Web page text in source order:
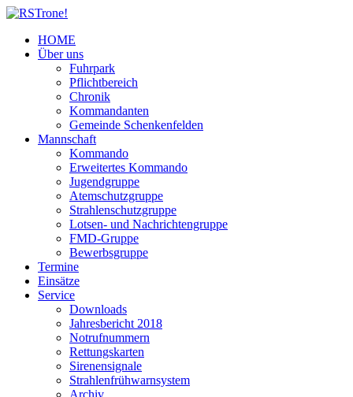
HOME
Über uns
Fuhrpark
Pflichtbereich
Chronik
Kommandanten
Gemeinde Schenkenfelden
Mannschaft
Kommando
Erweitertes Kommando
Jugendgruppe
Atemschutzgruppe
Strahlenschutzgruppe
Lotsen- und Nachrichtengruppe
FMD-Gruppe
Bewerbsgruppe
Termine
Einsätze
Service
Downloads
Jahresbericht 2018
Notrufnummern
Rettungskarten
Sirenensignale
Strahlenfrühwarnsystem
Archiv